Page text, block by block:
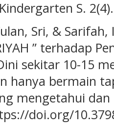
S. 2(4).
Sri, & Sarifah,
” terhadap
sekitar 10-15
hanya bermain
mengetahui
doi.org/